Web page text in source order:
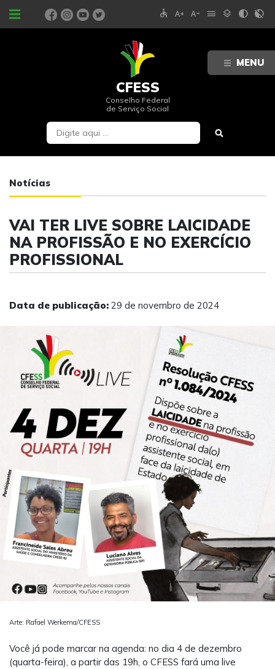
MENU
PORTAIS accessible text_increase text_decrease menu layers contrast contrast_rtl_off
CFESS
Conselho Federal
de Serviço Social
Notícias
VAI TER LIVE SOBRE LAICIDADE
NA PROFISSÃO E NO EXERCÍCIO
PROFISSIONAL
Data de publicação: 29 de novembro de 2024
Arte: Rafael Werkema/CFESS
Você já pode marcar na agenda: no dia 4 de dezembro
(quarta-feira), a partir das 19h, o CFESS fará uma live